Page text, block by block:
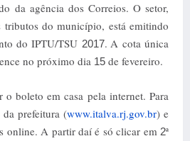
da agência dos Correios. O setor,
tributos do município, está emitindo
do IPTU/TSU 2017. A cota única
no próximo dia 15 de fevereiro.
boleto em casa pela internet. Para
da prefeitura (www.italva.rj.gov.br) e
online. A partir daí é só clicar em 2ª